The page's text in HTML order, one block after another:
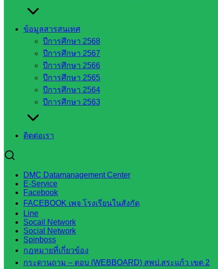
ข้อมูลสารสนเทศ
ปีการศึกษา 2568
ปีการศึกษา 2567
ปีการศึกษา 2566
ปีการศึกษา 2565
ปีการศึกษา 2564
ปีการศึกษา 2563
ติดต่อเรา
DMC Datamanagement Center
E-Service
Facebook
FACEBOOK เพจ โรงเรียนในสังกัด
Line
Socail Network
Social Network
Spinboss
กฎหมายที่เกี่ยวข้อง
กระดานถาม – ตอบ (WEBBOARD) สพป.สระแก้ว เขต 2
ในจังหวัด
สระแก้ว
จังหวัด
สระแก้ว
องค์การ
บริหาร
ส่วน
จังหวัด
ศึกษาธิการ
สำนักงาน
ส.ก.ส.ค.
จังหวัด
สระแก้ว
สพป.
สระแก้ว
เขต 1
สพป.สระแก้ว